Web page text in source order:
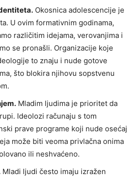
Okosnica adolescencije je
U ovim formativnim godinama,
različitim idejama, verovanjima i
se pronašli. Organizacije koje
to znaju i nude gotove
što blokira njihovu sopstvenu
Mladim ljudima je prioritet da
Ideolozi računaju s tom
prave programe koji nude osećaj
može biti veoma privlačna onima
ili neshvaćeno.
Mladi ljudi često imaju izražen